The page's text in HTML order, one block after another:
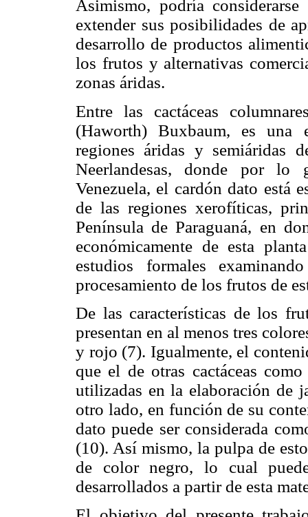
Asimismo, podría
extender sus posibilidades de
desarrollo de productos
los frutos y alternativas
zonas áridas.
Entre las cactáceas
(Haworth) Buxbaum, es una
regiones áridas y semiáridas
Neerlandesas, donde por lo
Venezuela, el cardón dato está
de las regiones xerofíticas,
Península de Paraguaná, en
económicamente de esta
estudios formales
procesamiento de los frutos de
De las características de los
presentan en al menos tres
y rojo (7). Igualmente, el
que el de otras cactáceas
utilizadas en la elaboración de
otro lado, en función de su
dato puede ser considerada
(10). Así mismo, la pulpa de
de color negro, lo cual
desarrollados a partir de esta